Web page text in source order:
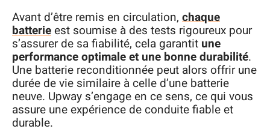
Avant d’être remis en circulation, chaque
batterieest soumise à des tests rigoureux pour
s’assurer de sa fiabilité, cela garantit une
performance optimale et une bonne durabilité.
Une batterie reconditionnée peut alors offrir une
durée de vie similaire à celle d’une batterie
neuve. Upway s’engage en ce sens, ce qui vous
assure une expérience de conduite fiable et
durable.